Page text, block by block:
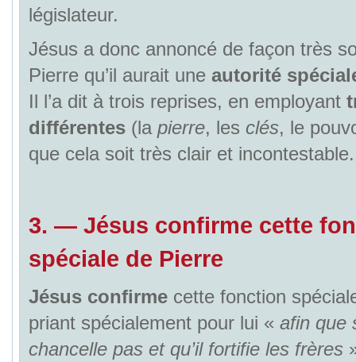
législateur.
Jésus a donc annoncé de façon très
Pierre qu’il aurait une autorité
Il l’a dit à trois reprises, en employant
différentes(la pierre, les clés, le
que cela soit très clair et incontestable.
3. — Jésus confirme cette
spéciale de Pierre
Jésus confirmecette fonction
priant spécialement pour lui « afin que
chancelle pas et qu’il fortifie les frères